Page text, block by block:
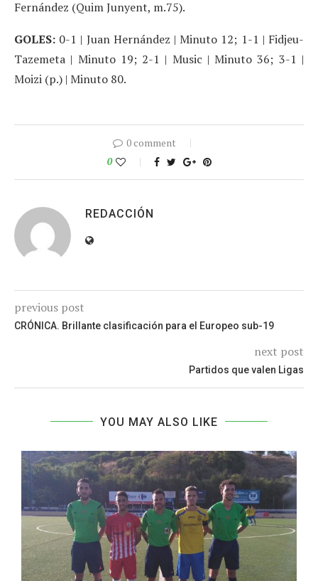
Fernández (Quim Junyent, m.75).
GOLES: 0-1 | Juan Hernández | Minuto 12; 1-1 | Fidjeu-
Tazemeta | Minuto 19; 2-1 | Music | Minuto 36; 3-1 |
Moizi (p.) | Minuto 80.
0 comment
0
REDACCIÓN
previous post
CRÓNICA. Brillante clasificación para el Europeo sub-19
next post
Partidos que valen Ligas
YOU MAY ALSO LIKE